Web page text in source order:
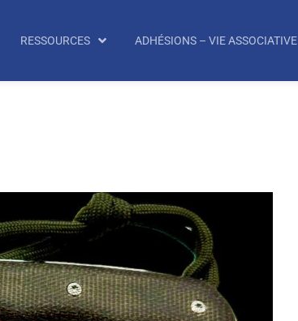
RESSOURCES ADHÉSIONS – VIE ASSOCIATIVE